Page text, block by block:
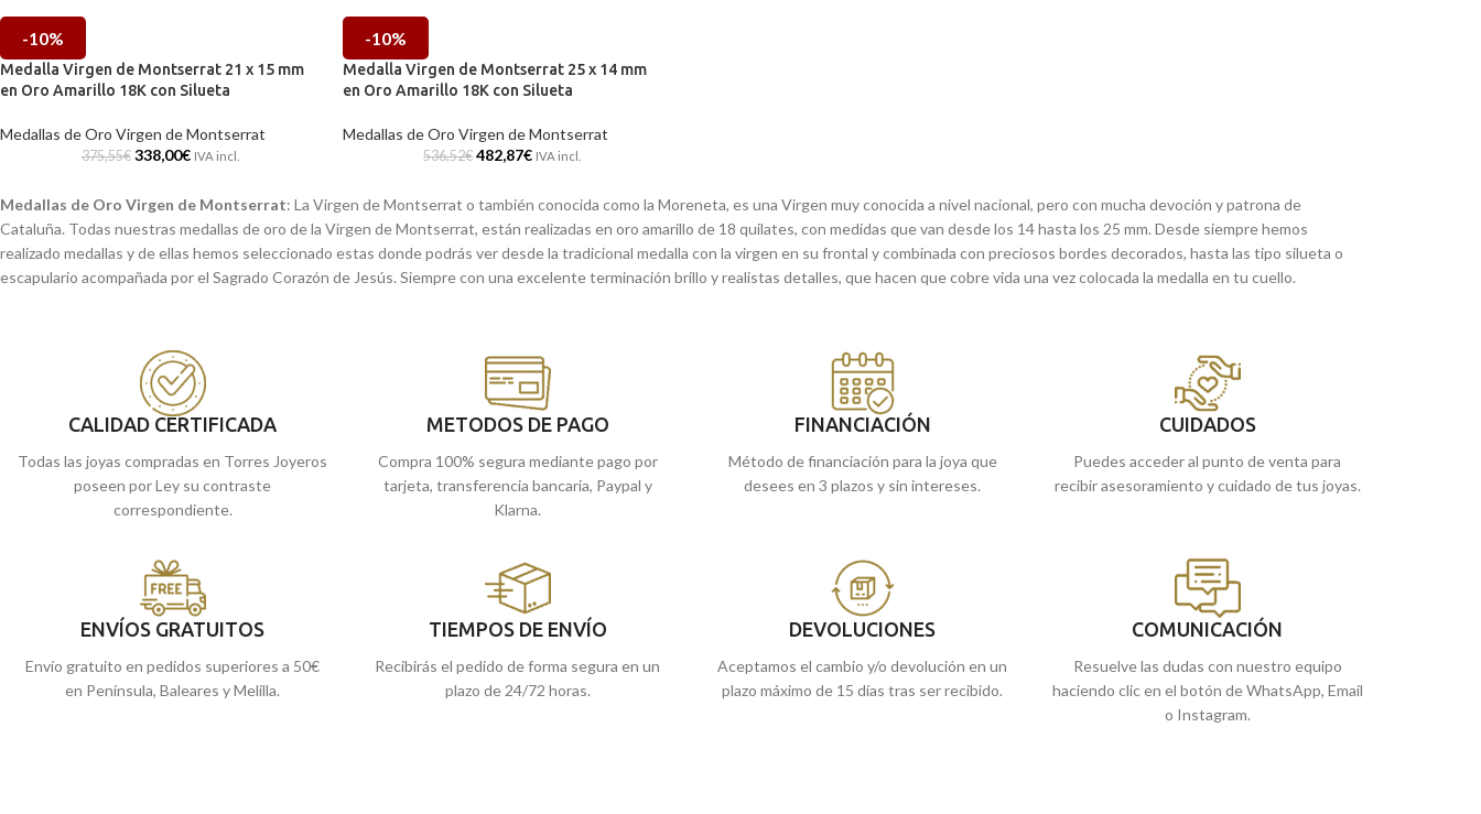
-10%
Medalla Virgen de Montserrat 21 x 15 mm
en Oro Amarillo 18K con Silueta
Medallas de Oro Virgen de Montserrat
375,55€ 338,00€ IVA incl.
-10%
Medalla Virgen de Montserrat 25 x 14 mm
en Oro Amarillo 18K con Silueta
Medallas de Oro Virgen de Montserrat
536,52€ 482,87€ IVA incl.
Medallas de Oro Virgen de Montserrat: La Virgen de Montserrat o también conocida como la Moreneta, es una Virgen muy conocida a nivel nacional, pero con mucha devoción y patrona de
Cataluña. Todas nuestras medallas de oro de la Virgen de Montserrat, están realizadas en oro amarillo de 18 quilates, con medidas que van desde los 14 hasta los 25 mm. Desde siempre hemos
realizado medallas y de ellas hemos seleccionado estas donde podrás ver desde la tradicional medalla con la virgen en su frontal y combinada con preciosos bordes decorados, hasta las tipo silueta o
escapulario acompañada por el Sagrado Corazón de Jesús. Siempre con una excelente terminación brillo y realistas detalles, que hacen que cobre vida una vez colocada la medalla en tu cuello.
CALIDAD CERTIFICADA
Todas las joyas compradas en Torres Joyeros
poseen por Ley su contraste
correspondiente.
METODOS DE PAGO
Compra 100% segura mediante pago por
tarjeta, transferencia bancaria, Paypal y
Klarna.
FINANCIACIÓN
Método de financiación para la joya que
desees en 3 plazos y sin intereses.
CUIDADOS
Puedes acceder al punto de venta para
recibir asesoramiento y cuidado de tus joyas.
ENVÍOS GRATUITOS
Envío gratuito en pedidos superiores a 50€
en Península, Baleares y Melilla.
TIEMPOS DE ENVÍO
Recibirás el pedido de forma segura en un
plazo de 24/72 horas.
DEVOLUCIONES
Aceptamos el cambio y/o devolución en un
plazo máximo de 15 días tras ser recibido.
COMUNICACIÓN
Resuelve las dudas con nuestro equipo
haciendo clic en el botón de WhatsApp, Email
o Instagram.